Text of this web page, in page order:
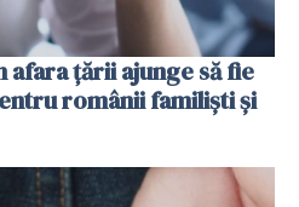
țării ajunge să fie
românii familiști și